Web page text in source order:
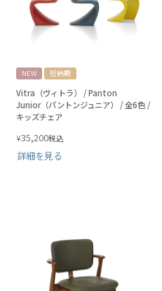
NEW 短納期
Vitra（ヴィトラ） / Panton
Junior（パントンジュニア） / 全6色 /
キッズチェア
¥35,200税込
詳細を見る